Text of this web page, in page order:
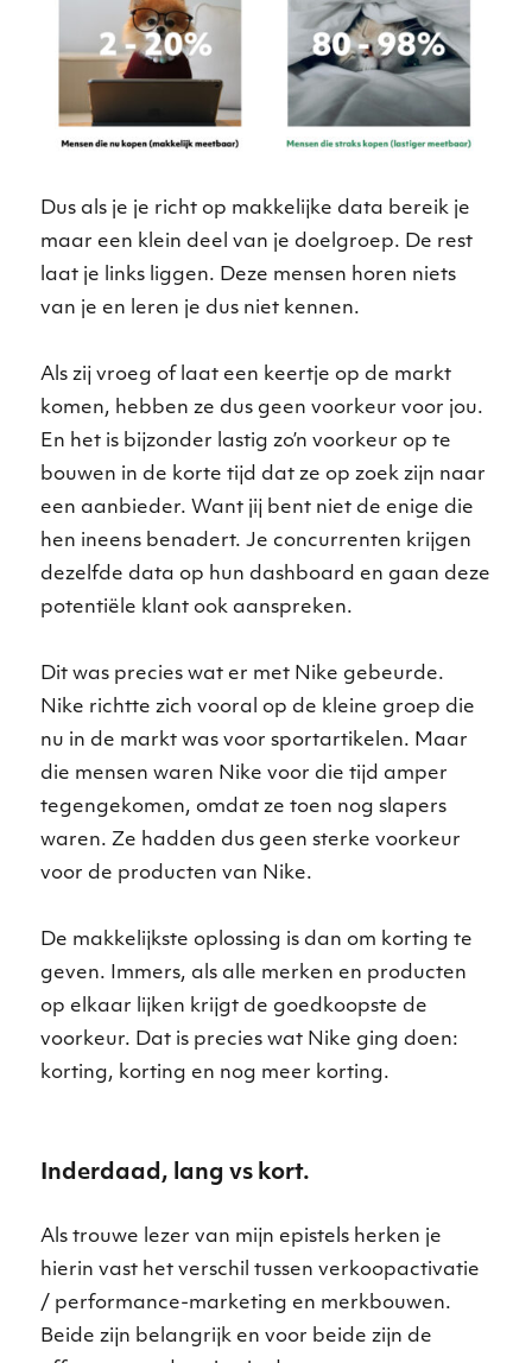
Dus als je je richt op makkelijke data bereik je
maar een klein deel van je doelgroep. De rest
laat je links liggen. Deze mensen horen niets
van je en leren je dus niet kennen.
Als zij vroeg of laat een keertje op de markt
komen, hebben ze dus geen voorkeur voor jou.
En het is bijzonder lastig zo’n voorkeur op te
bouwen in de korte tijd dat ze op zoek zijn naar
een aanbieder. Want jij bent niet de enige die
hen ineens benadert. Je concurrenten krijgen
dezelfde data op hun dashboard en gaan deze
potentiële klant ook aanspreken.
Dit was precies wat er met Nike gebeurde.
Nike richtte zich vooral op de kleine groep die
nu in de markt was voor sportartikelen. Maar
die mensen waren Nike voor die tijd amper
tegengekomen, omdat ze toen nog slapers
waren. Ze hadden dus geen sterke voorkeur
voor de producten van Nike.
De makkelijkste oplossing is dan om korting te
geven. Immers, als alle merken en producten
op elkaar lijken krijgt de goedkoopste de
voorkeur. Dat is precies wat Nike ging doen:
korting, korting en nog meer korting.
Inderdaad, lang vs kort.
Als trouwe lezer van mijn epistels herken je
hierin vast het verschil tussen verkoopactivatie
/ performance-marketing en merkbouwen.
Beide zijn belangrijk en voor beide zijn de